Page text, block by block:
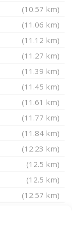
(10.57 km)
(11.06 km)
(11.12 km)
(11.27 km)
(11.39 km)
(11.45 km)
(11.61 km)
(11.77 km)
(11.84 km)
(12.23 km)
(12.5 km)
(12.5 km)
(12.57 km)